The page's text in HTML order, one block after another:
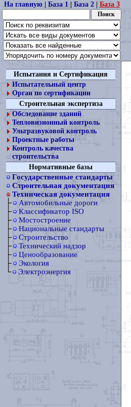
На главную| База 1| База 2| База 3
Испытания и Сертификация
Испытательный центр
Орган по сертификации
Строительная экспертиза
Обследование зданий
Тепловизионный контроль
Ультразвуковой контроль
Проектные работы
Контроль качества
строительства
Нормативные базы
Государственные стандарты
Строительная документация
Техническая документация
Автомобильные дороги
Классификатор ISO
Мостостроение
Национальные стандарты
Строительство
Технический надзор
Ценообразование
Экология
Электроэнергия